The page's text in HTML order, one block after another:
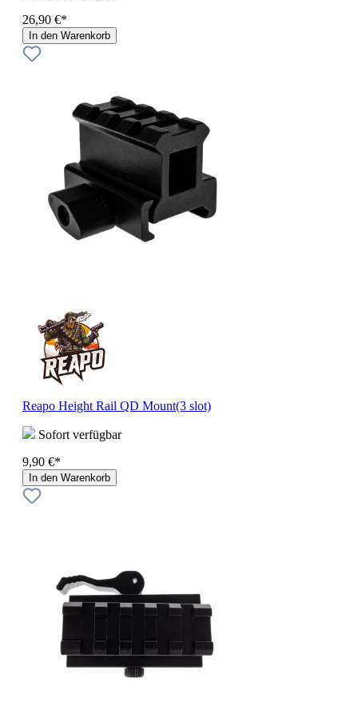
26,90 €*
In den Warenkorb
Reapo Height Rail QD Mount(3 slot)
Sofort verfügbar
9,90 €*
In den Warenkorb